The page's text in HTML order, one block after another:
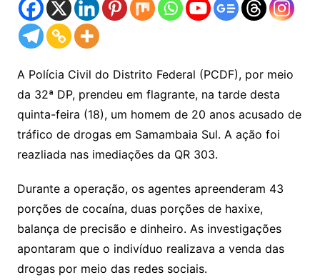
A Polícia Civil do Distrito Federal (PCDF), por meio
da 32ª DP, prendeu em flagrante, na tarde desta
quinta-feira (18), um homem de 20 anos acusado de
tráfico de drogas em Samambaia Sul. A ação foi
reazliada nas imediações da QR 303.
Durante a operação, os agentes apreenderam 43
porções de cocaína, duas porções de haxixe,
balança de precisão e dinheiro. As investigações
apontaram que o indivíduo realizava a venda das
drogas por meio das redes sociais.